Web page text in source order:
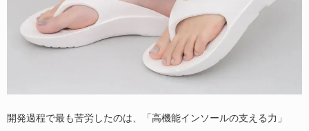
開発過程で最も苦労したのは、「高機能インソールの支える力」